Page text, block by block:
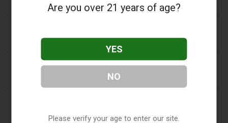
米比亚的未来领导者
少年在曼多拉法院因黑天鹅电子烟视频被起诉
Génération sans tabac 3 days ago
趣味性电子烟应用在智能手机上依然可以获取
两名少年因涉嫌拍打天鹅并迫使其吸入电子烟烟雾而被
Are you over 21 years of age?
YES
NO
Please verify your age to enter our site.